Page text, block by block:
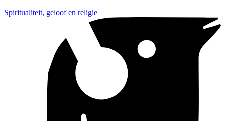
Spiritualiteit, geloof en religie